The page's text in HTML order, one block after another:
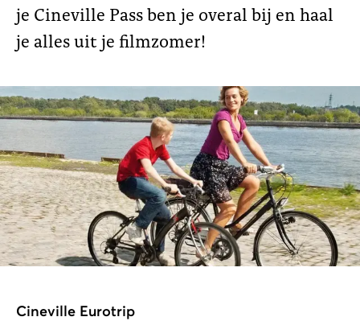
je Cineville Pass ben je overal bij en haal
je alles uit je filmzomer!
Cineville Eurotrip